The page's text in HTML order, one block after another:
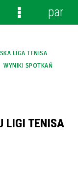
LIGA TENISA
WYNIKI SPOTKAŃ
LIGI TENISA
Menu
panel